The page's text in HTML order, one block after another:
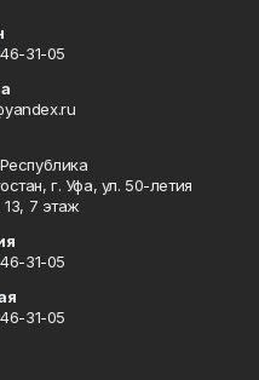
31-05
г. Уфа, ул. 50-летия
13, 7 этаж
31-05
31-05